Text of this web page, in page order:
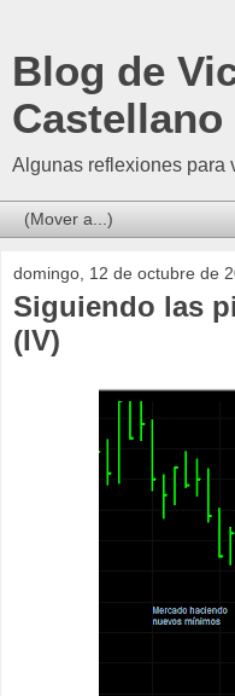
Blog de
Castellano
Algunas reflexiones para
domingo, 12 de octubre de
Siguiendo las
(IV)